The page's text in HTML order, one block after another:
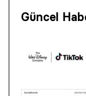
Güncel